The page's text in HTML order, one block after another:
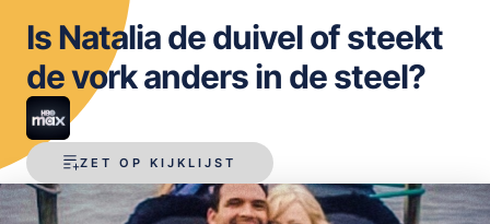
ZET OP KIJKLIJST
Is Natalia de duivel of steekt
de vork anders in de steel?